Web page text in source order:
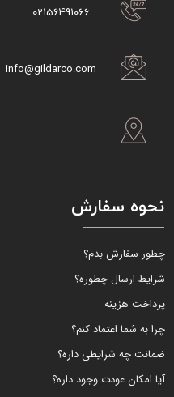
02156491066
info@gildarco.com
نحوه سفارش
چطور سفارش بدم؟
شرایط ارسال چطوره؟
پرداخت هزینه
چرا به شما اعتماد کنم؟
ضمانت چه شرایطی داره؟
آیا امکان عودت وجود داره؟